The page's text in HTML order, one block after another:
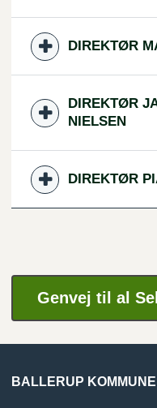
DIREKTØR
DIREKTØR
NIELSEN
DIREKTØR
Genvej til al
BALLERUP KOMMUNE